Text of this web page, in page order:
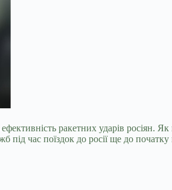
ракетних ударів росіян. Як
час поїздок до росії ще до